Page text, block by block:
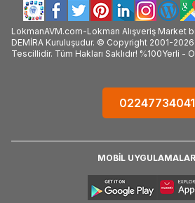
LokmanAVM.com-Lokman Alışveriş Market
DEMİRA Kuruluşudur. © Copyright 2001-
Tescillidir. Tüm Hakları Saklıdır! %100Yerli -
02247734041
MOBİL